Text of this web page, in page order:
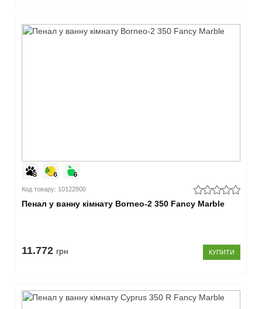
Код товару: 10122800
Пенал у ванну кімнату Borneo-2 350 Fancy Marble
11.772 грн КУПИТИ